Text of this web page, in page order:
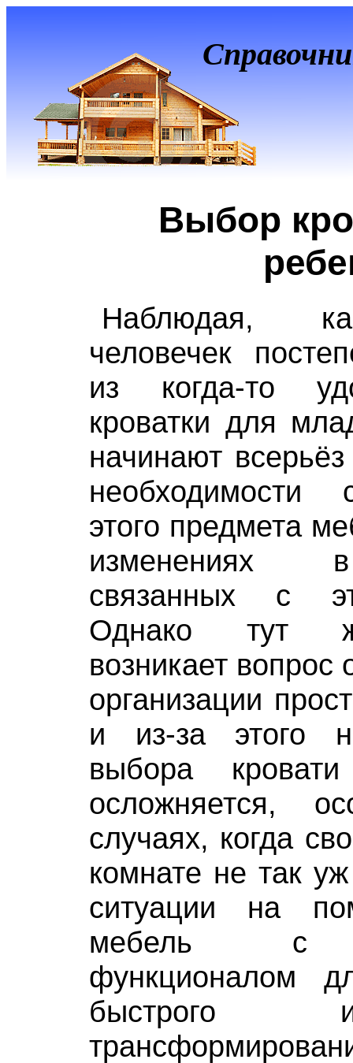
Выбор
Наблюдая,
человечек
из когда-то
кроватки для
начинают
необходимости
этого предмета
изменениях
связанных с
Однако тут
возникает вопрос
организации
и из-за этого
выбора
осложняется,
случаях, когда
комнате не так
ситуации на
мебель с
функционалом
быстрого